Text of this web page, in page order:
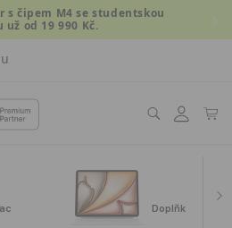
s čipem M4 se studentskou
už od 19 990 Kč.
Přihlásit
se
Košík
Doplňky pro